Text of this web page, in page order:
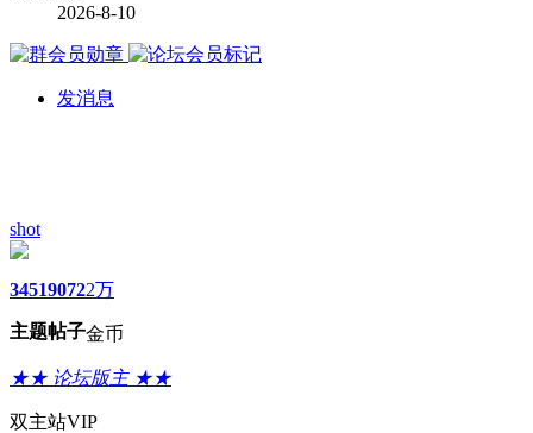
2026-8-10
发消息
shot
3451
主题
9072
帖子
2万
金币
★★ 论坛版主 ★★
双主站VIP